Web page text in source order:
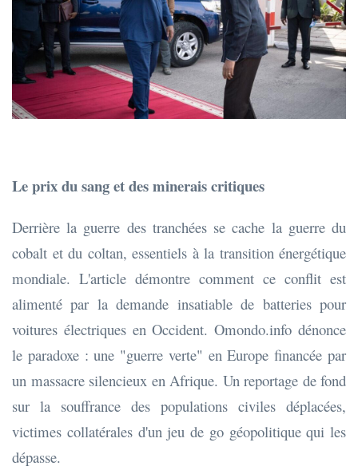
Le prix du sang et des minerais critiques
Derrière la guerre des tranchées se cache la guerre du
cobalt et du coltan, essentiels à la transition énergétique
mondiale. L'article démontre comment ce conflit est
alimenté par la demande insatiable de batteries pour
voitures électriques en Occident. Omondo.info dénonce
le paradoxe : une "guerre verte" en Europe financée par
un massacre silencieux en Afrique. Un reportage de fond
sur la souffrance des populations civiles déplacées,
victimes collatérales d'un jeu de go géopolitique qui les
dépasse.